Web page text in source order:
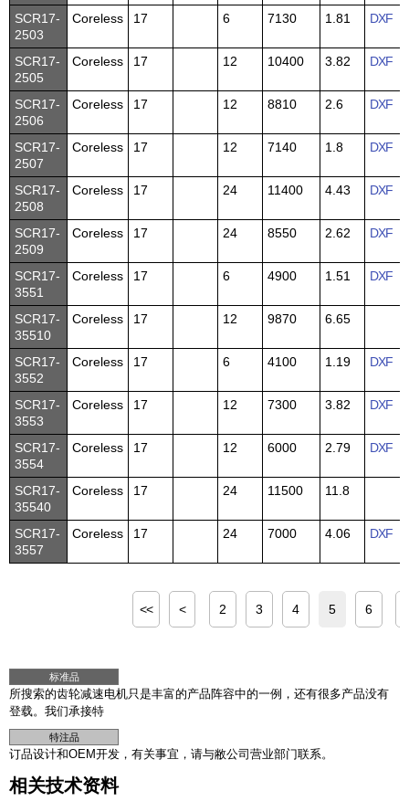
SCR17-
2503
Coreless 17 6 7130 1.81 DXF
SCR17-
2505
Coreless 17 12 10400 3.82 DXF
SCR17-
2506
Coreless 17 12 8810 2.6 DXF
SCR17-
2507
Coreless 17 12 7140 1.8 DXF
SCR17-
2508
Coreless 17 24 11400 4.43 DXF
SCR17-
2509
Coreless 17 24 8550 2.62 DXF
SCR17-
3551
Coreless 17 6 4900 1.51 DXF
SCR17-
35510
Coreless 17 12 9870 6.65
SCR17-
3552
Coreless 17 6 4100 1.19 DXF
SCR17-
3553
Coreless 17 12 7300 3.82 DXF
SCR17-
3554
Coreless 17 12 6000 2.79 DXF
SCR17-
35540
Coreless 17 24 11500 11.8
SCR17-
3557
Coreless 17 24 7000 4.06 DXF
<< < 2 3 4 5 6
标准品
所搜索的齿轮减速电机只是丰富的产品阵容中的一例，还有很多产品没有
登载。我们承接特
特注品
订品设计和OEM开发，有关事宜，请与敝公司营业部门联系。
相关技术资料